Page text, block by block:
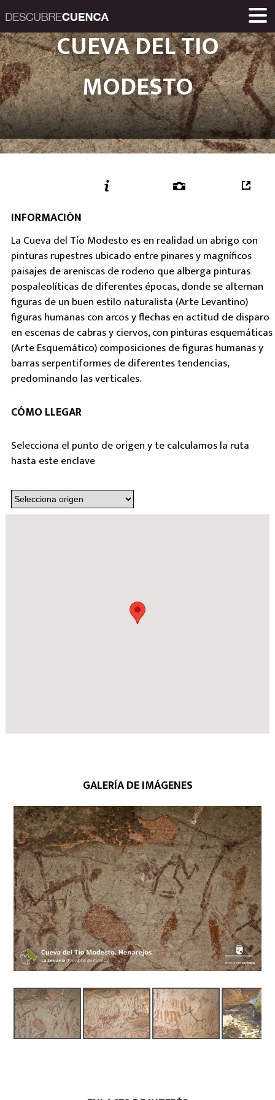
Descubre
INICIO
RUTAS
ENCLAVES Y POBLACIONES
EVENTOS
ENLACES
MUSEOS
GASTRONOMÍA
PRODUCTOS
Una iniciativa de
Diputación
CUEVA DEL TIO
MODESTO
INFORMACIÓN
La Cueva del Tío Modesto es en realidad un abrigo con
pinturas rupestres ubicado entre pinares y magníficos
paisajes de areniscas de rodeno que alberga pinturas
pospaleolíticas de diferentes épocas, donde se alternan
figuras de un buen estilo naturalista (Arte Levantino)
figuras humanas con arcos y flechas en actitud de disparo
en escenas de cabras y ciervos, con pinturas esquemáticas
(Arte Esquemático) composiciones de figuras humanas y
barras serpentiformes de diferentes tendencias,
predominando las verticales.
CÓMO LLEGAR
Selecciona el punto de origen y te calculamos la ruta
hasta este enclave
GALERÍA DE IMÁGENES